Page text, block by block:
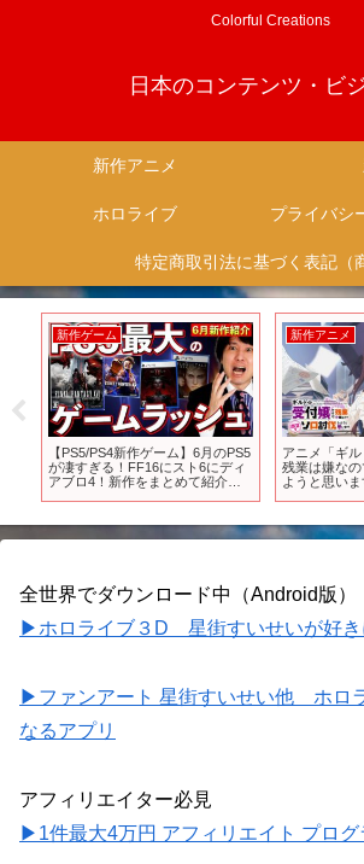
Colorful Creations
日本のコンテンツ・ビ
新作アニメ
ホロライブ
新作ゲーム
【PS5/PS4新作ゲーム】6月のPS5
が凄すぎる！FF16にスト6にディ
アブロ4！新作をまとめて紹介し
新作アニメ
アニメ「ギル
残業は嫌な
ようと思い
全世界でダウンロード中（Android版）
▶ホロライブ３D 星街すいせいが好き
▶ファンアート 星街すいせい他 ホロ
なるアプリ
アフィリエイター必見
▶1件最大4万円 アフィリエイト プログ